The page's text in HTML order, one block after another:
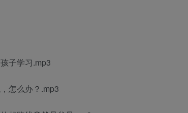
子学习.mp3
怎么办？.mp3